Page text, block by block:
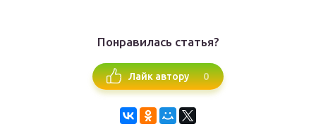
Понравилась статья?
Лайк автору 0